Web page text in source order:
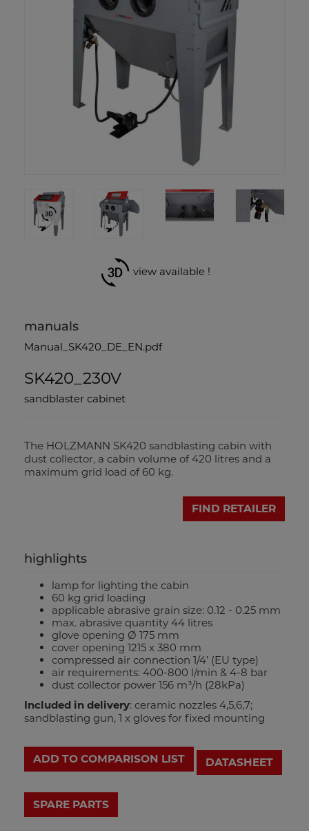
view available !
manuals
Manual_SK420_DE_EN.pdf
SK420_230V
sandblaster cabinet
The HOLZMANN SK420 sandblasting cabin with
dust collector, a cabin volume of 420 litres and a
maximum grid load of 60 kg.
FIND RETAILER
highlights
lamp for lighting the cabin
60 kg grid loading
applicable abrasive grain size: 0.12 - 0.25 mm
max. abrasive quantity 44 litres
glove opening Ø 175 mm
cover opening 1215 x 380 mm
compressed air connection 1/4’ (EU type)
air requirements: 400-800 l/min & 4-8 bar
dust collector power 156 m³/h (28kPa)
Included in delivery: ceramic nozzles 4,5,6,7;
sandblasting gun, 1 x gloves for fixed mounting
ADD TO COMPARISON LIST DATASHEET